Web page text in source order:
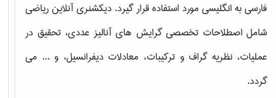
فارسی به انگلیسی مورد استفاده قرار گیرد. دیکشنری آنلاین ریاضی
شامل اصطلاحات تخصصی گرایش هایآنالیز عددی، تحقیق در
عملیات، نظریه گراف و تركیبات، معادلات دیفرانسیل، و ... می
گردد.